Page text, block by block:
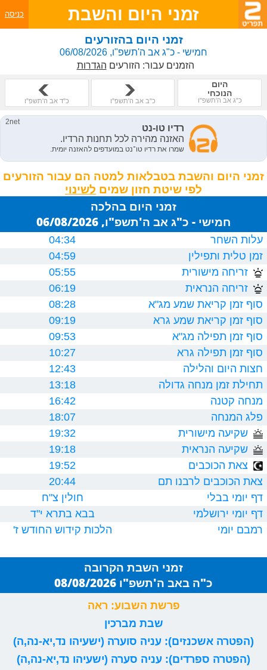
זמני היום והשבת כניסה
זמני היום בהזורעים
חמישי - כ"ג אב ה'תשפ"ו, 06/08/2026
הזמנים עבור: הזורעים הגדרות
היום
הנוכחי
כ"ג אב ה'תשפ"ו כ"ב אב ה'תשפ"ו כ"ד אב ה'תשפ"ו
זמני היום והשבת בטבלאות למטה הם עבור הזורעים
לפי שיטת חזון שמים
זמני היום בהלכה
חמישי - כ"ג אב ה'תשפ"ו, 06/08/2026
עלות השחר
04:34
זמן טלית ותפילין
04:59
זריחה מישורית
05:55
זריחה הנראית
06:19
סוף זמן קריאת שמע מג"א
08:28
סוף זמן קריאת שמע גרא
09:19
סוף זמן תפילה מג"א
09:53
סוף זמן תפילה גרא
10:27
חצות היום והלילה
12:43
תחילת זמן מנחה גדולה
13:18
מנחה קטנה
16:42
פלג המנחה
18:07
שקיעה מישורית
19:32
שקיעה הנראית
19:18
צאת הכוכבים
19:52
צאת הכוכבים לרבנו תם
20:44
דף יומי בבלי
חולין צ"ח
דף יומי ירושלמי
בבא בתרא י"ד
רמבם יומי
הלכות קידוש החודש ז'
זמני השבת הקרובה
כ"ה באב ה'תשפ"ו 08/08/2026
פרשת השבוע: ראה
שבת מברכין
(הפטרה אשכנזים): עניה סוערה (ישעיהו נד,יא-נה,ה)
(הפטרה ספרדים): עניה סערה (ישעיהו נד,יא-נה,ה)